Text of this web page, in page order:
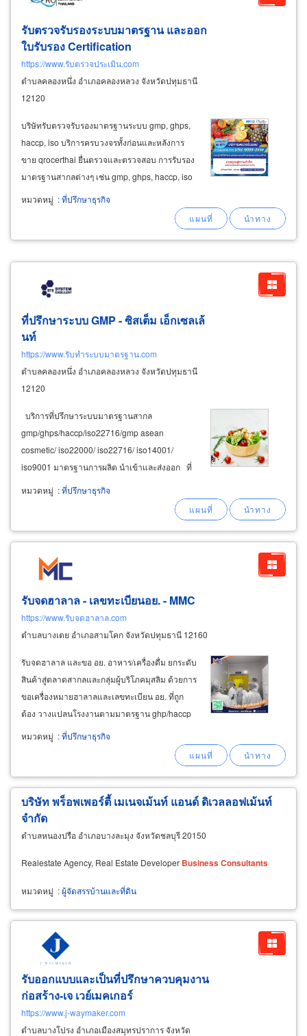
รับตรวจรับรองระบบมาตรฐาน และออก
ใบรับรอง Certification
https://www.รับตรวจประเมิน.com
ตำบลคลองหนึ่ง อำเภอคลองหลวง จังหวัดปทุมธานี
12120
บริษัทรับตรวจรับรองมาตรฐานระบบ gmp, ghps,
haccp, iso บริการครบวงจรทั้งก่อนและหลังการ
ขาย qrocerthai ยื่นตรวจและตรวจสอบ การรับรอง
มาตรฐานสากลต่างๆ เช่น gmp, ghps, haccp, iso
22000 , gmp cosmetic , iso22716, iso9001,
iso14001, iso45001, iso13485, gmp in mass
หมวดหมู่ :ที่ปรึกษาธุรกิจ
ที่ปรึกษาระบบ GMP - ซิสเต็ม เอ็กเซลเล้
นท์
https://www.รับทำระบบมาตรฐาน.com
ตำบลคลองหนึ่ง อำเภอคลองหลวง จังหวัดปทุมธานี
12120
บริการที่ปรึกษาระบบมาตรฐานสากล
gmp/ghps/haccp/iso22716/gmp asean
cosmetic/ iso22000/ iso22716/ iso14001/
iso9001 มาตรฐานการผลิต นำเข้าและส่งออก ที่
ปรึกษาระบบมาตรฐาน gmp คือ good
manufacturing practice หลักเกณฑ์และวิธีการที่ดี
ในการผลิตอาหาร เป็นเกณฑ์หรือข้อกำหนดพื้น
ฐานที่จำเป็นในการผลิตและควบคุมเพื่อให้ผู้ผลิต
ปลอดภัย
หมวดหมู่ :ที่ปรึกษาธุรกิจ
รับจดฮาลาล - เลขทะเบียนอย. - MMC
https://www.รับจดฮาลาล.com
ตำบลบางเตย อำเภอสามโคก จังหวัดปทุมธานี 12160
รับจดฮาลาล และขอ อย. อาหาร/เครื่องดื่ม ยกระดับ
สินค้าสู่ตลาดสากลและกลุ่มผู้บริโภคมุสลิม ด้วยการ
ขอเครื่องหมายฮาลาลและเลขทะเบียน อย. ที่ถูก
ต้อง วางแปลนโรงงานตามมาตรฐาน ghp/haccp
และช่วยจัดทำเอกสารให้ผ่านง่าย จดทะเบียนเครื่อง
สำอาง และอาหารเสริม (ด่วน) ออกตลาดไว ไม่ต้อง
รอนาน! บริการจดแจ้งเครื่องสำอางและอาหาร
เสริมสำหรับเจ้าของแบรนด์และ
หมวดหมู่ :ที่ปรึกษาธุรกิจ
บริษัท พร็อพเพอร์ตี้ เมเนจเม้นท์ แอนด์ ดิเวลลอฟเม้นท์
จำกัด
ตำบลหนองปรือ อำเภอบางละมุง จังหวัดชลบุรี 20150
Realestate Agency, Real Estate Developer BusinessConsultants
หมวดหมู่ :ผู้จัดสรรบ้านและที่ดิน
รับออกแบบและเป็นที่ปรึกษาควบคุมงาน
ก่อสร้าง-เจ เวย์เมคเกอร์
https://www.j-waymaker.com
ตำบลบางโปรง อำเภอเมืองสมุทรปราการ จังหวัด